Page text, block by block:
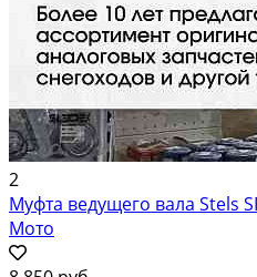
2
Муфта ведущего вала Stels
Мото